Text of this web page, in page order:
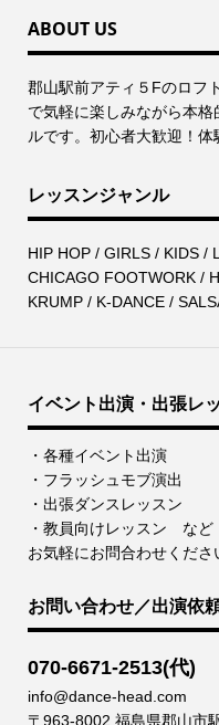
ABOUT US
郡⼭駅前アティ５Fのロフ
で気軽に楽しみながら本
ルです。初心者大歓迎！体
レッスンジャンル
HIP HOP / GIRLS / KIDS /
CHICAGO FOOTWORK /
KRUMP / K-DANCE /
イベント出演・出張レ
・各種イベント出演
・フラッシュモブ演出
・出張ダンスレッスン
・教員向けレッスン など
お気軽にお問合わせくださ
お問い合わせ／出演依
070-6671-2513(代)
info@dance-head.com
〒963-8002 福島県郡山市